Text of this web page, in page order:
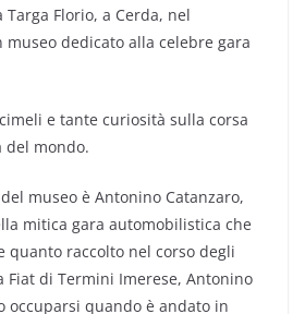
Florio, a Cerda, nel
dedicato alla celebre gara
e tante curiosità sulla corsa
del mondo.
museo è Antonino Catanzaro,
mitica gara automobilistica che
quanto raccolto nel corso degli
Fiat di Termini Imerese, Antonino
occuparsi quando è andato in